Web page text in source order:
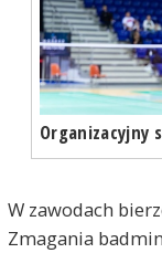
Organizacyjny
W zawodach
Zmagania